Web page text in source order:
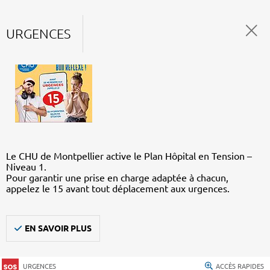
URGENCES
Le CHU de Montpellier active le Plan Hôpital en Tension –
Niveau 1.
Pour garantir une prise en charge adaptée à chacun,
appelez le 15 avant tout déplacement aux urgences.
EN SAVOIR PLUS
URGENCES ACCÈS RAPIDES